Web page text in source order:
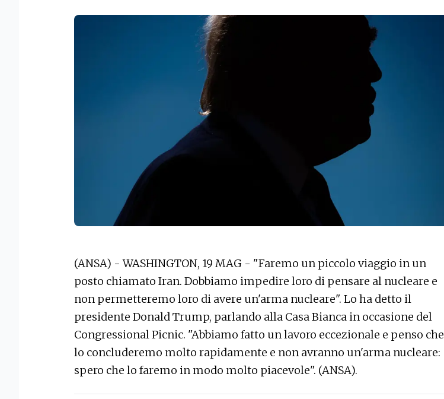
(ANSA) - WASHINGTON, 19 MAG - "Faremo un piccolo viaggio in un
posto chiamato Iran. Dobbiamo impedire loro di pensare al nucleare e
non permetteremo loro di avere un'arma nucleare". Lo ha detto il
presidente Donald Trump, parlando alla Casa Bianca in occasione del
Congressional Picnic. "Abbiamo fatto un lavoro eccezionale e penso che
lo concluderemo molto rapidamente e non avranno un'arma nucleare:
spero che lo faremo in modo molto piacevole". (ANSA).